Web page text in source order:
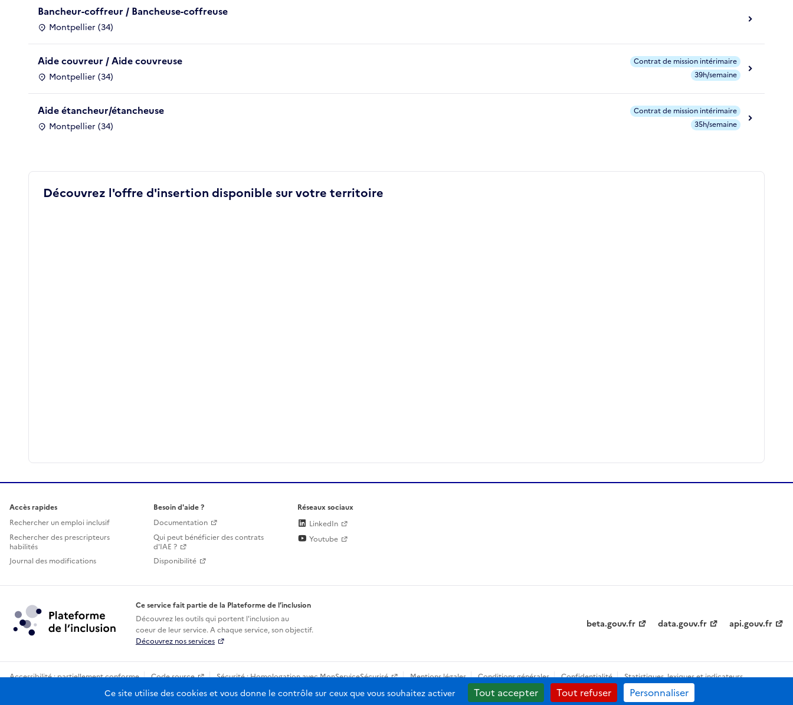
Bancheur-coffreur / Bancheuse-coffreuse
Montpellier (34)
Aide couvreur / Aide couvreuse
Montpellier (34)
Contrat de mission intérimaire
39h/semaine
Aide étancheur/étancheuse
Montpellier (34)
Contrat de mission intérimaire
35h/semaine
Découvrez l'offre d'insertion disponible sur votre territoire
Accès rapides
Rechercher un emploi inclusif
Rechercher des prescripteurs
habilités
Journal des modifications
Besoin d'aide ?
Documentation
Qui peut bénéficier des contrats
d'IAE ?
Disponibilité
Réseaux sociaux
LinkedIn
Youtube
Ce service fait partie de la Plateforme de l’inclusion
Découvrez les outils qui portent l'inclusion au
coeur de leur service. A chaque service, son objectif.
Découvrez nos services
beta.gouv.fr data.gouv.fr api.gouv.fr
Accessibilité : partiellement conforme Code source Sécurité : Homologation avec MonServiceSécurisé Mentions légales Conditions générales Confidentialité
Statistiques, lexiques et indicateurs
Sauf mention contraire, tous les contenus de ce site sont sous licenceetalab-2.0
Ce site utilise des cookies et vous donne le contrôle sur ceux que vous souhaitez activer Tout accepter Tout refuser Personnaliser